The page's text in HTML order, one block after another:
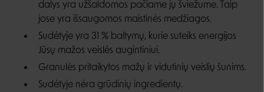
dalys yra užšaldomos pačiame jų šviežume. Taip
jose yra išsaugomos maistinės medžiagos.
Sudėtyje yra 31 % baltymų, kurie suteiks energijos
Jūsų mažos veislės augintiniui.
Granulės pritaikytos mažų ir vidutinių veislių šunims.
Sudėtyje nėra grūdinių ingredientų.